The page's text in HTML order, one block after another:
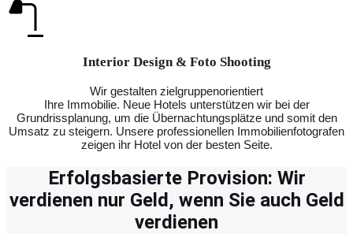
Interior Design & Foto Shooting
Wir gestalten zielgruppenorientiert
Ihre Immobilie. Neue Hotels unterstützen wir bei der
Grundrissplanung, um die Übernachtungsplätze und somit den
Umsatz zu steigern. Unsere professionellen Immobilienfotografen
zeigen ihr Hotel von der besten Seite.
Erfolgsbasierte Provision: Wir
verdienen nur Geld, wenn Sie auch Geld
verdienen